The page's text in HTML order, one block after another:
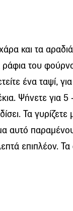
και τα
του
ένα ταψί,
Ψήνετε για
Τα
αυτό
επιπλέον.